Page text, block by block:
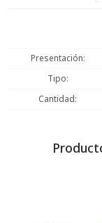
Presentación
Tipo
Cantidad